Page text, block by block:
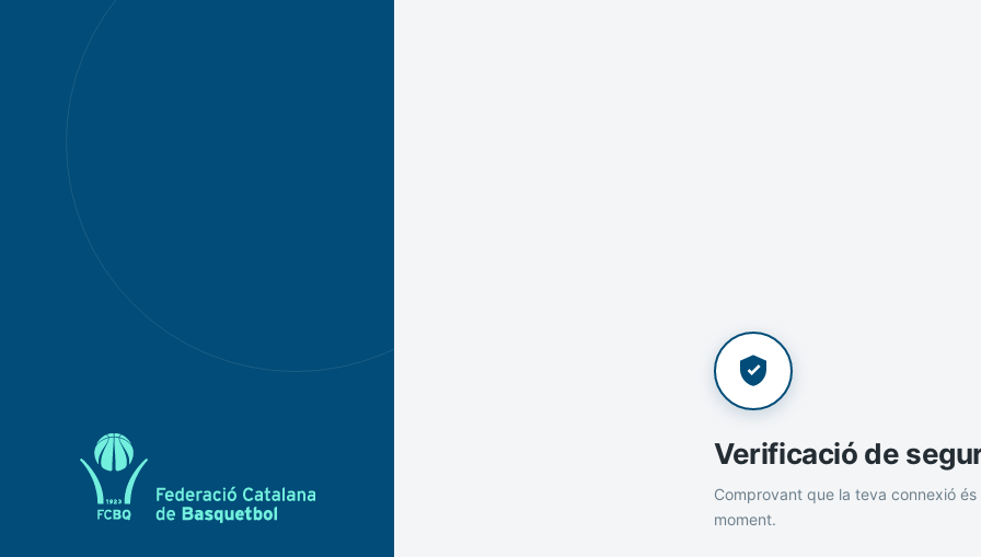
Verificació de
Comprovant que la teva connexió és
moment.